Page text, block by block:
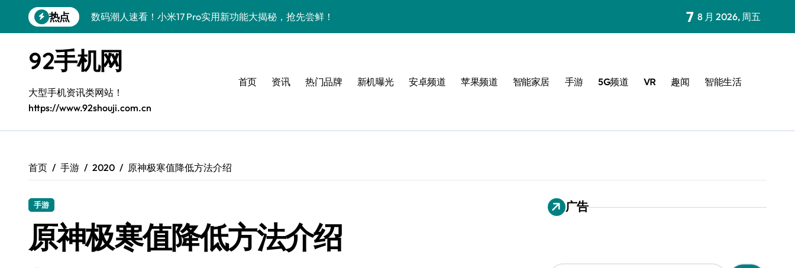
到
热点
数码潮人速看！小米17 Pro实用新功能大揭秘，抢先尝鲜！
三星Galaxy S26炸场！黑科技狂飙，手机圈要被这波创新掀翻了！
数码潮人揭秘！三星Galaxy Z Fold7手机管家新亮点抢先瞅
S25 Ultra颜值炸裂！定制主题潮翻天
S24+震撼登场，玩转手机美学新姿势！
A56 5G登场，潮玩新定义！
数码潮人必看！真我GT8新资讯，解锁科技新玩法超带感！
7 8 月 2026, 周五
92手机网
大型手机资讯类网站！
https://www.92shouji.com.cn
首页 资讯 热门品牌 新机曝光 安卓频道 苹果频道 智能家居 手游 5G频道 VR 趣闻 智能生活
首页 手游 2020 原神极寒值降低方法介绍
手游
原神极寒值降低方法介绍
广告